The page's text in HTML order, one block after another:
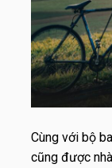
Cùng với bộ
cũng được